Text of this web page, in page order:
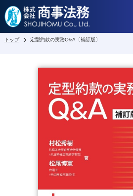
トップ 定型約款の実務Q&A〔補訂版〕